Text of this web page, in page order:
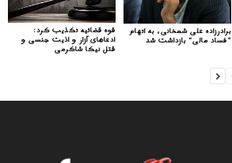
قوه قضائیه تکذیب کرد:
ادعاهای آزار و اذیت جنسی و
قتل نیکا شاکرمی
برادرزاده علی شمخانی، به اتهام
“فساد مالی” بازداشت شد